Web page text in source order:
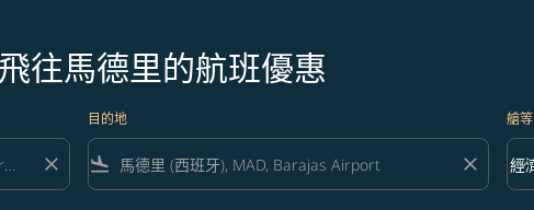
往馬德里的航班優惠
close
目的地
flight_land close
艙等
艙
經
keyboard_arrow_down